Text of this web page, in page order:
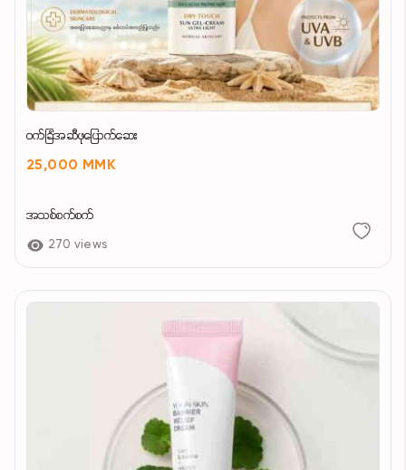
၀က်ခြံအဆီဖုပြောက်ဆေး
25,000 MMK
အသစ်စက်စက်
270 views